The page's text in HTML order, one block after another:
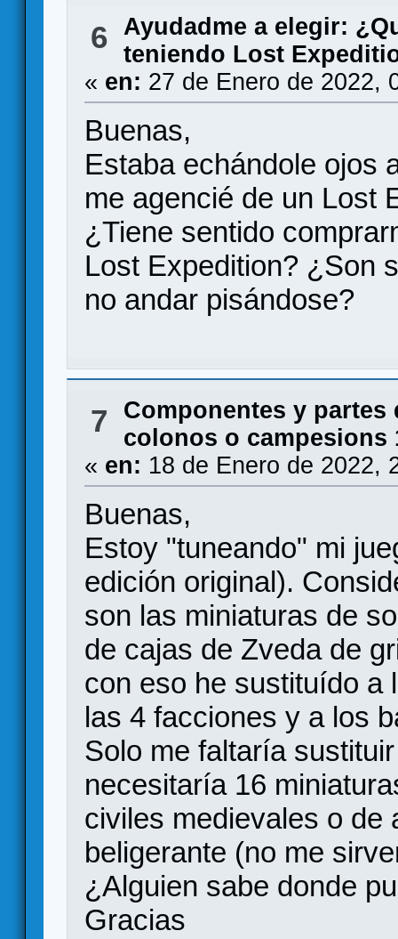
6 Ayudadme a elegir:
teniendo Lost
« en: 27 de Enero de 2022,
Buenas,
Estaba echándole ojos
me agencié de un Lost
¿Tiene sentido
Lost Expedition? ¿Son
no andar pisándose?
7
Componentes y partes
colonos o campesions
« en: 18 de Enero de 2022,
Buenas,
Estoy "tuneando" mi
edición original).
son las miniaturas de
de cajas de Zveda de
con eso he sustituído a
las 4 facciones y a los
Solo me faltaría
necesitaría 16
civiles medievales o de
beligerante (no me
¿Alguien sabe donde
Gracias